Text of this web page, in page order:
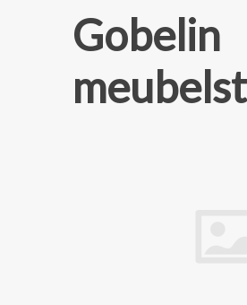
Gobelin